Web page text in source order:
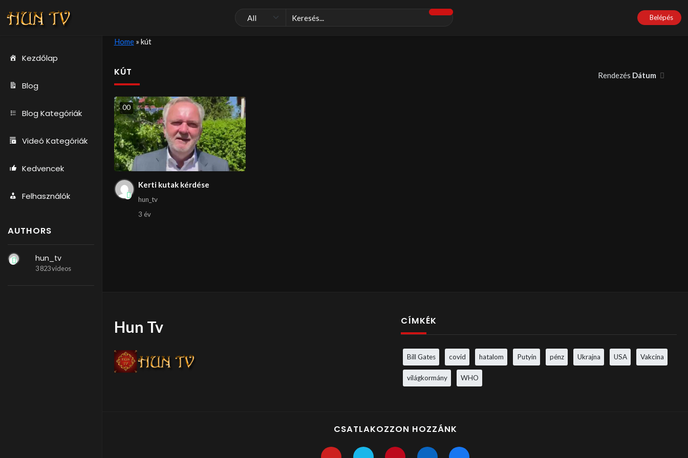
Belépés
Kezdőlap
Blog
Blog Kategóriák
Videó Kategóriák
Kedvencek
Felhasználók
AUTHORS
hun_tv
3 823 videos
Home» kút
KÚT Rendezés Dátum
00
Kerti kutak kérdése
hun_tv
3 év
Hun Tv CÍMKÉK
Bill Gates covid hatalom Putyin pénz Ukrajna USA Vakcina
világkormány WHO
CSATLAKOZZON HOZZÁNK